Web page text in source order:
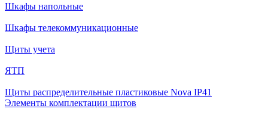
Шкафы напольные
Шкафы телекоммуникационные
Щиты учета
ЯТП
Щиты распределительные пластиковые Nova IP41
Элементы комплектации щитов